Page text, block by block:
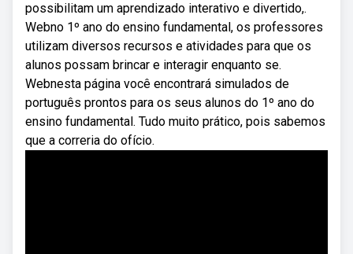
possibilitam um aprendizado interativo e divertido,.
Webno 1º ano do ensino fundamental, os professores
utilizam diversos recursos e atividades para que os
alunos possam brincar e interagir enquanto se.
Webnesta página você encontrará simulados de
português prontos para os seus alunos do 1º ano do
ensino fundamental. Tudo muito prático, pois sabemos
que a correria do ofício.